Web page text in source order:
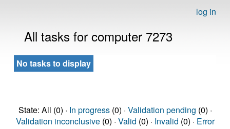
log in
All tasks for computer 7273
No tasks to display
State: All (0) · In progress(0) · Validation pending (0) ·
Validation inconclusive(0) · Valid (0) · Invalid (0) · Error